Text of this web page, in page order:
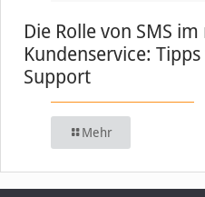
Die Rolle von SMS
Kundenservice:
Support
Mehr